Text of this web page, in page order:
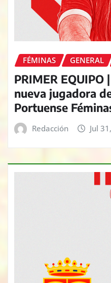
FÉMINAS GENERAL
PRIMER
nueva jugadora
Portuense
Redacción Jul